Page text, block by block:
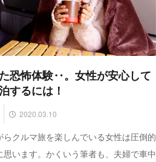
恐怖体験‥。女性が安心して
するには！
2020.03.10
らクルマ旅を楽しんでいる女性は圧倒的
思います。かくいう筆者も、夫婦で車中